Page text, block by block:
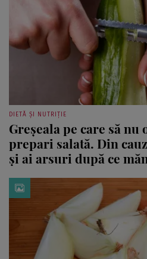
DIETĂ ȘI NUTRIȚIE
Greșeala pe care să nu
prepari salată. Din